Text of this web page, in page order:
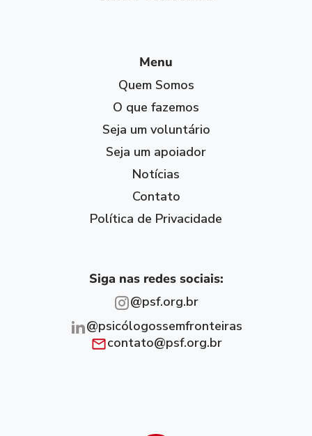
Menu
Quem Somos
O que fazemos
Seja um voluntário
Seja um apoiador
Notícias
Contato
Política de Privacidade
Siga nas redes sociais:
@psf.org.br
@psicólogossemfronteiras
contato@psf.org.br